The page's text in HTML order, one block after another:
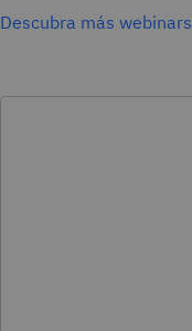
Descubra más webinars